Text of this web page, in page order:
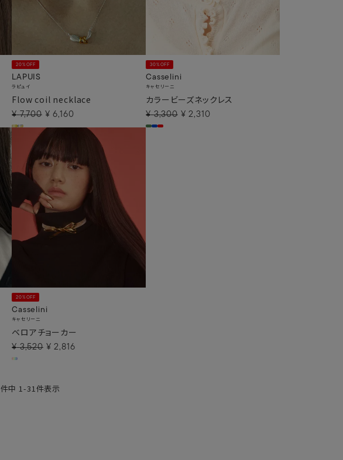
20%OFF
LAPUIS
ラピュイ
Flow coil necklace
¥ 7,700 ¥ 6,160
30%OFF
Casselini
キャセリーニ
カラービーズネックレス
¥ 3,300 ¥ 2,310
20%OFF
Casselini
キャセリーニ
ベロアチョーカー
¥ 3,520 ¥ 2,816
件中 1-31件表示